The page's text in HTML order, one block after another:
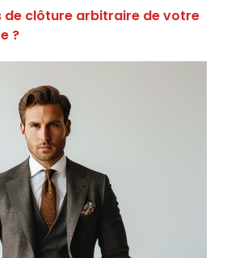
de clôture arbitraire de votre
?